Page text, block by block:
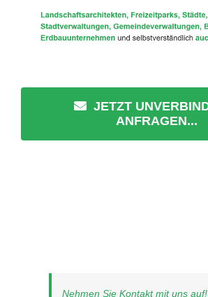
JETZT
ANFRAGEN...
Nehmen Sie Kontakt mit uns auf!